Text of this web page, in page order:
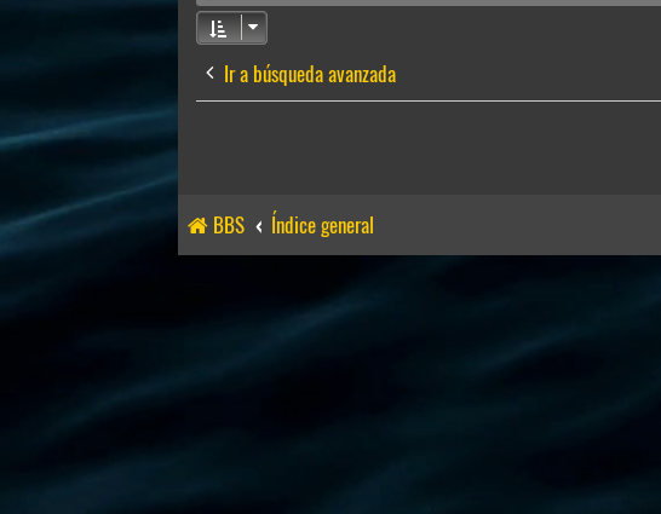
Ir a búsqueda avanzada
BBS Índice general